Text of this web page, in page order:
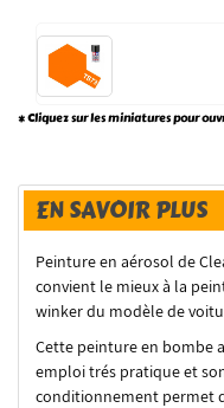
* Cliquez sur les miniatures pour
EN SAVOIR PLUS
Peinture en aérosol de
convient le mieux à la
winker du modèle de
Cette peinture en bombe
emploi trés pratique et
conditionnement permet